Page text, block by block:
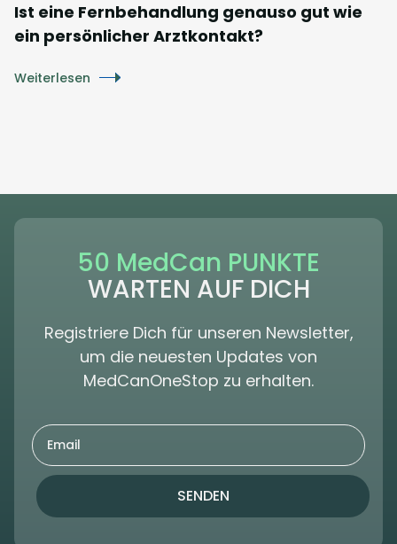
Ist eine Fernbehandlung genauso gut wie
ein persönlicher Arztkontakt?
Weiterlesen
50 MedCan PUNKTE
WARTEN AUF DICH
Registriere Dich für unseren Newsletter,
um die neuesten Updates von
MedCanOneStop zu erhalten.
SENDEN